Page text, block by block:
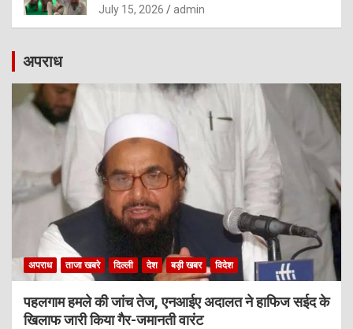
July 15, 2026 admin
अपराध
अपराध ताजा खबरे दिल्ली देश बड़ी खबर विदेश
पहलगाम हमले की जांच तेज, एनआईए अदालत ने हाफिज सईद के
खिलाफ जारी किया गैर-जमानती वारंट